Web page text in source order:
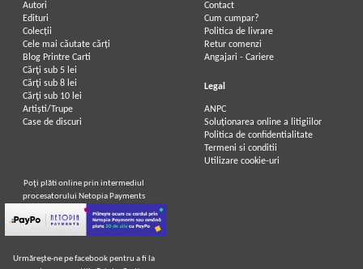
Ioan Slavici - Nuvele (2 volume) Ioan Slavici - Gura satului. Nuvele
Autori
Edituri
Colecții
Cele mai căutate cărți
Blog Printre Carti
Cărţi sub 5 lei
Cărţi sub 8 lei
Cărţi sub 10 lei
Artiști/Trupe
Case de discuri
Contact
Cum cumpar?
Politica de livrare
Retur comenzi
Angajari - Cariere
Legal
ANPC
Soluționarea online a litigiilor
Politica de confidentialitate
Termeni si conditii
Utilizare cookie-uri
Poţi plăti online prin intermediul
procesatorului Netopia Payments
Urmăreşte-ne pe facebook pentru a fi la